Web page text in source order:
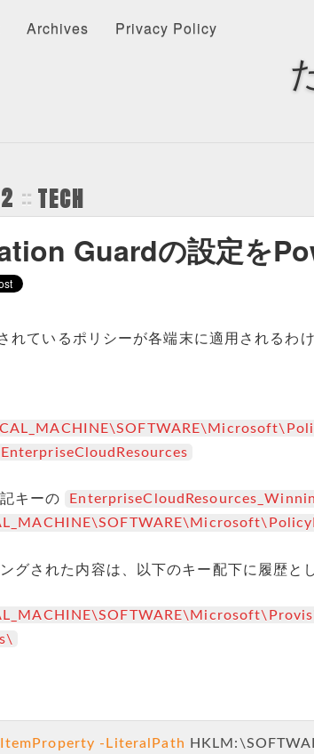
Archives Privacy Policy
TECH
Guardの設定を
れているポリシーが各端末に適用されるわ
EnterpriseCloudResources
キーの
グされた内容は、以下のキー配下に履歴と
-LiteralPath